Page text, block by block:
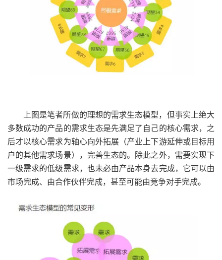
上图是笔者所做的理想的需求生态模型，但事实上绝大
多数成功的产品的需求生态是先满足了自己的核心需求，之
后才以核心需求为轴心向外拓展（产业上下游延伸或目标用
户的其他需求场景），完善生态的。除此之外，需要实现下
一级需求的低级需求，也未必由产品本身去完成，它可以由
市场完成、由合作伙伴完成，甚至可能由竞争对手完成。